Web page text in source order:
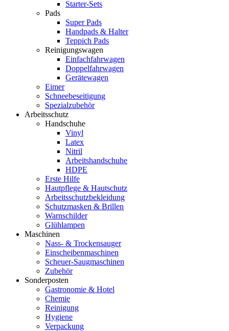
Starter-Sets
Pads
Super Pads
Handpads & Halter
Teppich Pads
Reinigungswagen
Einfachfahrwagen
Doppelfahrwagen
Gerätewagen
Eimer
Schneebeseitigung
Spezialzubehör
Arbeitsschutz
Handschuhe
Vinyl
Latex
Nitril
Arbeitshandschuhe
HDPE
Erste Hilfe
Hautpflege & Hautschutz
Arbeitsschutzbekleidung
Schutzmasken & Brillen
Warnschilder
Glühlampen
Maschinen
Nass- & Trockensauger
Einscheibenmaschinen
Scheuer-Saugmaschinen
Zubehör
Sonderposten
Gastronomie & Hotel
Chemie
Reinigung
Hygiene
Verpackung